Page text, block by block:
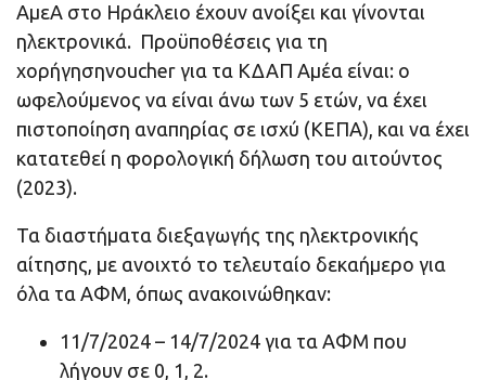
ΑμεΑ στο Ηράκλειο έχουν ανοίξει και γίνονται
ηλεκτρονικά. Προϋποθέσεις για τη
χορήγησηvoucher για τα ΚΔΑΠ Αμέα είναι: ο
ωφελούμενος να είναι άνω των 5 ετών, να έχει
πιστοποίηση αναπηρίας σε ισχύ (ΚΕΠΑ), και να έχει
κατατεθεί η φορολογική δήλωση του αιτούντος
(2023).
Τα διαστήματα διεξαγωγής της ηλεκτρονικής
αίτησης, με ανοιχτό το τελευταίο δεκαήμερο για
όλα τα ΑΦΜ, όπως ανακοινώθηκαν:
11/7/2024 – 14/7/2024 για τα ΑΦΜ που
λήγουν σε 0, 1, 2.